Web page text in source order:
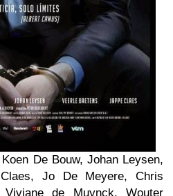
Koen De Bouw, Johan Leysen,
Jo De Meyere, Chris
de Muynck, Wouter